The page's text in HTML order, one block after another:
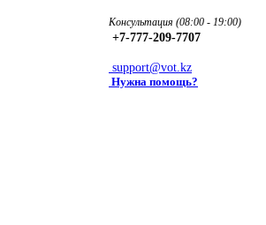
Консультация (08:00 - 19:00)
+7-777-209-7707
support@vot.kz
Нужна помощь?